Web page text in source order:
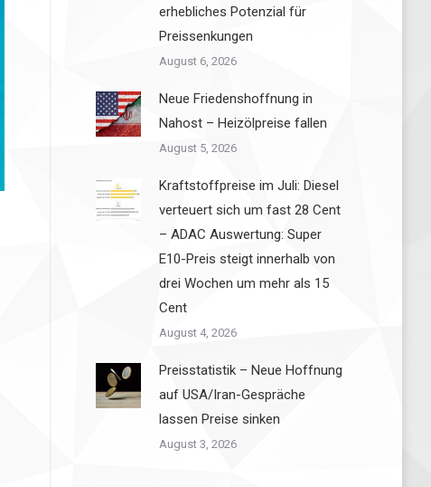
erhebliches Potenzial für
Preissenkungen
August 6, 2026
Neue Friedenshoffnung in
Nahost – Heizölpreise fallen
August 5, 2026
Kraftstoffpreise im Juli: Diesel
verteuert sich um fast 28 Cent
– ADAC Auswertung: Super
E10-Preis steigt innerhalb von
drei Wochen um mehr als 15
Cent
August 4, 2026
Preisstatistik – Neue Hoffnung
auf USA/Iran-Gespräche
lassen Preise sinken
August 3, 2026